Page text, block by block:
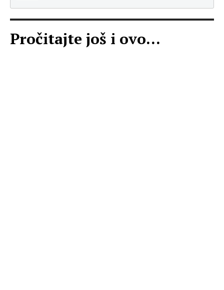
Pročitajte još i ovo...